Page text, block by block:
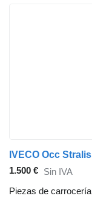
IVECO Occ
1.500 € Sin IVA
Piezas de